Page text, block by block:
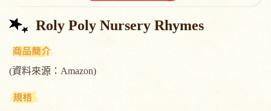
Roly Poly Nursery Rhymes
(資料來源：Amazon)